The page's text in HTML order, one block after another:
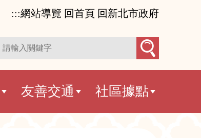
:::網站導覽 回首頁 回新北市政府
友善交通 社區據點